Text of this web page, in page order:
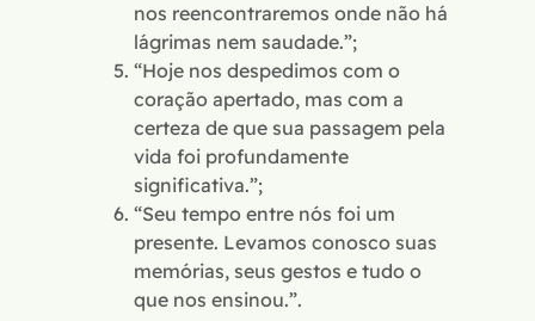
nos reencontraremos onde não há
lágrimas nem saudade.”;
“Hoje nos despedimos com o
coração apertado, mas com a
certeza de que sua passagem pela
vida foi profundamente
significativa.”;
“Seu tempo entre nós foi um
presente. Levamos conosco suas
memórias, seus gestos e tudo o
que nos ensinou.”.